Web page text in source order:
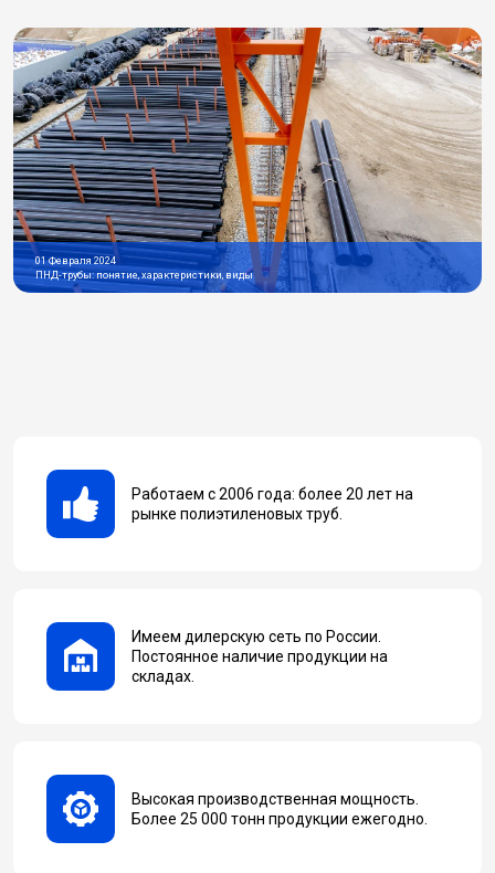
01 Февраля 2024
ПНД-трубы: понятие, характеристики, виды
Работаем с 2006 года: более 20 лет на
рынке полиэтиленовых труб.
Имеем дилерскую сеть по России.
Постоянное наличие продукции на
складах.
Высокая производственная мощность.
Более 25 000 тонн продукции ежегодно.